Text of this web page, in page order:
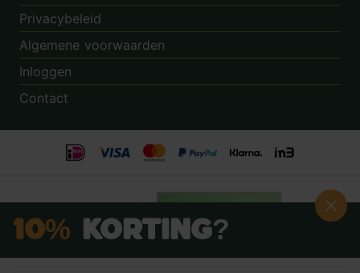
Privacybeleid
Algemene voorwaarden
Inloggen
Contact
10% Korting?